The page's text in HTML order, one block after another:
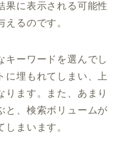
果に表示される可能性
えるのです。
キーワードを選んでし
に埋もれてしまい、上
ります。また、あまり
と、検索ボリュームが
まいます。